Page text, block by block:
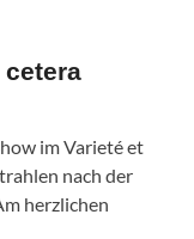
cetera
im Varieté et
nach der
herzlichen